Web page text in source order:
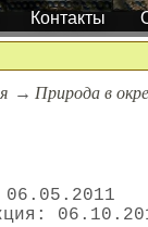
Контакты
Природа в
06.05.2011